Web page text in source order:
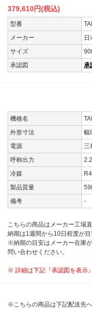
379,610円(税込)
型番
メーカー
日
サイズ
承認図
承
機種名
外形寸法
幅
電源
三
呼称出力
冷媒
製品質量
備考
-
こちらの商品はメーカー工場直
納期は1週間から10日程度が目
※納期の目安はメーカー在庫
問い合わせください。
※ 詳細は下記『承認図を表示
※こちらの商品は下記配送先